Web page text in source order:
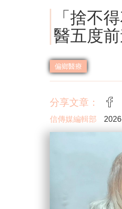
「捨不
醫五度
偏鄉醫療
分享文章：
信傳媒編輯部